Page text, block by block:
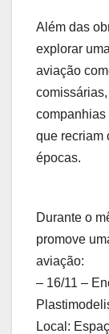
Além das
explorar
aviação
companhias
que recriam
épocas.
Durante o
promove
aviação:
– 16/11 –
Local: